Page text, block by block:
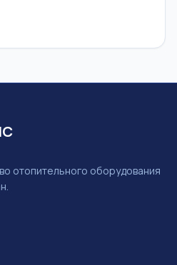
отопительного оборудования